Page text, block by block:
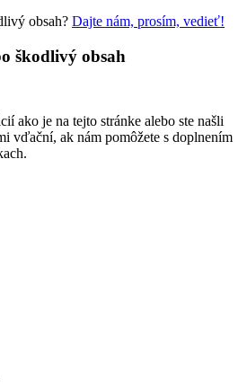
obsah? Dajte nám, prosím, vedieť!
škodlivý obsah
ako je na tejto stránke alebo ste našli
vďační, ak nám pomôžete s doplnením